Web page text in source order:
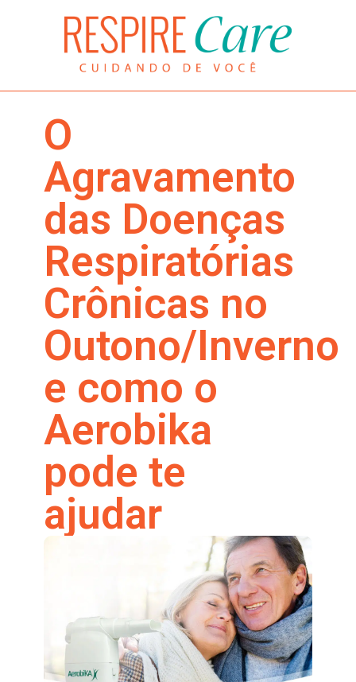
O
Agravamento
das Doenças
Respiratórias
Crônicas no
Outono/Inverno
e como o
Aerobika
pode te
ajudar